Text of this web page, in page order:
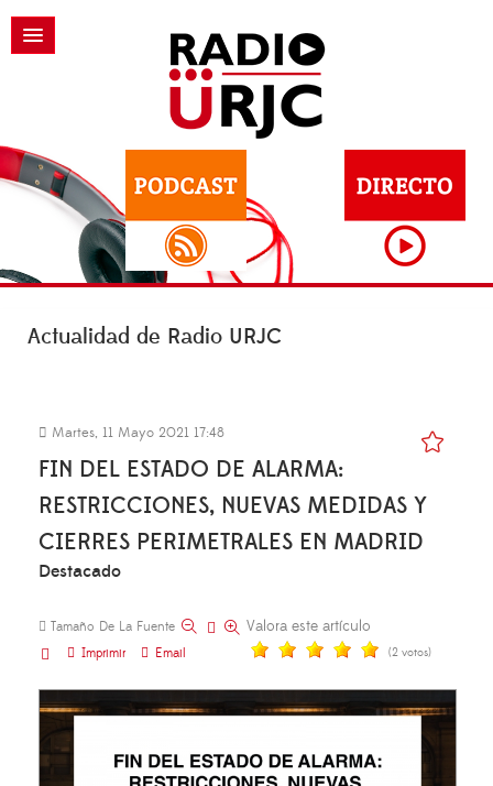
Actualidad de Radio URJC
Martes, 11 Mayo 2021 17:48
FIN DEL ESTADO DE ALARMA:
RESTRICCIONES, NUEVAS MEDIDAS Y
CIERRES PERIMETRALES EN MADRID
Destacado
Tamaño De La Fuente
Imprimir
Email
Valora este artículo
(2 votos)